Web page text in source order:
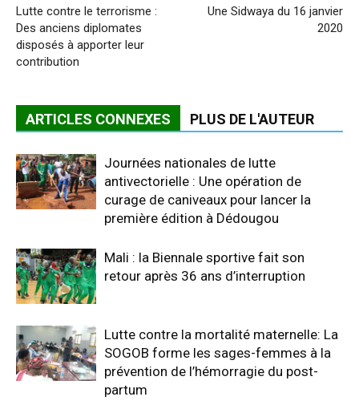
Lutte contre le terrorisme :
Des anciens diplomates
disposés à apporter leur
contribution
Une Sidwaya du 16 janvier
2020
ARTICLES CONNEXES PLUS DE L'AUTEUR
Journées nationales de lutte
antivectorielle : Une opération de
curage de caniveaux pour lancer la
première édition à Dédougou
Mali : la Biennale sportive fait son
retour après 36 ans d’interruption
Lutte contre la mortalité maternelle: La
SOGOB forme les sages-femmes à la
prévention de l’hémorragie du post-
partum